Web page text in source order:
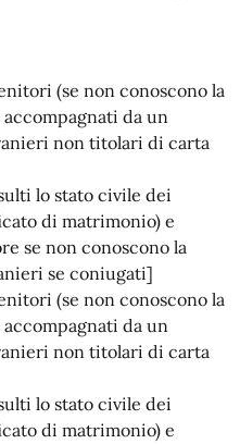
(se non conoscono la
da un
non titolari di carta
lo stato civile dei
di matrimonio) e
se non conoscono la
se coniugati]
(se non conoscono la
da un
non titolari di carta
lo stato civile dei
di matrimonio) e